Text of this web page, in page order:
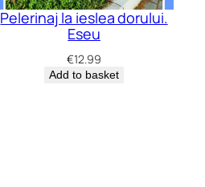
Pelerinaj la ieslea dorului.
Eseu
€12.99
Add to basket